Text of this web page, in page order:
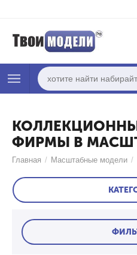
ФИРМЫ В
Главная / Масштабные модели /